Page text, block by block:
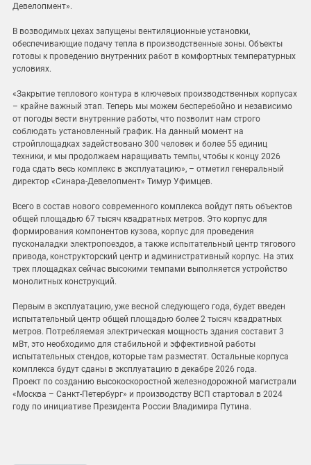
Девелопмент».
В возводимых цехах запущены вентиляционные установки,
обеспечивающие подачу тепла в производственные зоны. Объекты
готовы к проведению внутренних работ в комфортных температурных
условиях.
«Закрытие теплового контура в ключевых производственных корпусах
– крайне важный этап. Теперь мы можем бесперебойно и независимо
от погоды вести внутренние работы, что позволит нам строго
соблюдать установленный график. На данный момент на
стройплощадках задействовано 300 человек и более 55 единиц
техники, и мы продолжаем наращивать темпы, чтобы к концу 2026
года сдать весь комплекс в эксплуатацию», – отметил генеральный
директор «Синара-Девелопмент» Тимур Уфимцев.
Всего в состав нового современного комплекса войдут пять объектов
общей площадью 67 тысяч квадратных метров. Это корпус для
формирования компонентов кузова, корпус для проведения
пусконаладки электропоездов, а также испытательный центр тягового
привода, конструкторский центр и административный корпус. На этих
трех площадках сейчас высокими темпами выполняется устройство
монолитных конструкций.
Первым в эксплуатацию, уже весной следующего года, будет введен
испытательный центр общей площадью более 2 тысяч квадратных
метров. Потребляемая электрическая мощность здания составит 3
мВт, это необходимо для стабильной и эффективной работы
испытательных стендов, которые там разместят. Остальные корпуса
комплекса будут сданы в эксплуатацию в декабре 2026 года.
Проект по созданию высокоскоростной железнодорожной магистрали
«Москва – Санкт-Петербург» и производству ВСП стартовал в 2024
году по инициативе Президента России Владимира Путина.